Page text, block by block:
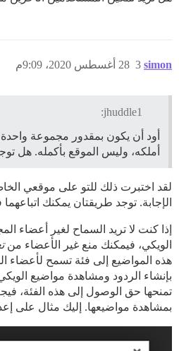
simon 28 أغسطس 2020، 9:09م 3
jhuddle1:
أود أن يكون بمقدور مجموعة
أملكه، وليس الموقع بأكمله. هل
لقد اختبرت ذلك للتو على موقعي
الإجابة. توجد طريقتان يمكنك
إذا كنت لا تريد السماح لغير أعضاء
الويكي، فيمكنك منع غير الأعضاء من
هذه المواضيع إلى فئة تسمح لأعضاء
بإنشاء الردود ومشاهدة مواضيع
تمنحها حق الوصول إلى هذه الفئة،
بمشاهدة مواضيعها. إليك مثال على